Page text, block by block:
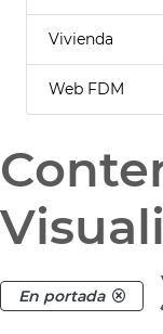
Vivienda
Web FDM
En portada